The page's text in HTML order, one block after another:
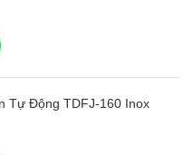
Tự Động TDFJ-160 Inox